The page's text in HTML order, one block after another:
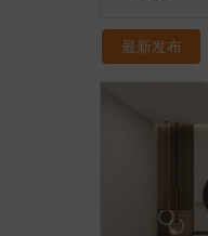
最新发布